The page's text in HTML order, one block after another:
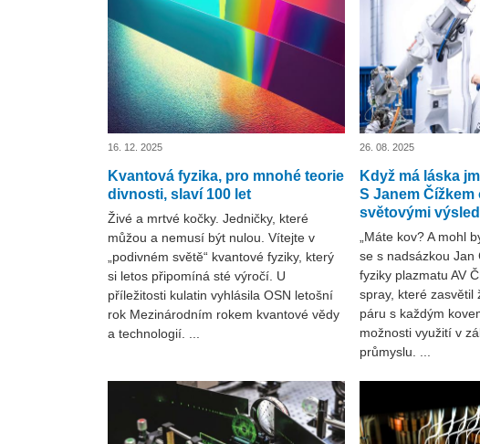
16. 12. 2025
Kvantová fyzika, pro mnohé teorie
divnosti, slaví 100 let
Živé a mrtvé kočky. Jedničky, které
můžou a nemusí být nulou. Vítejte v
„podivném světě“ kvantové fyziky, který
si letos připomíná sté výročí. U
příležitosti kulatin vyhlásila OSN letošní
rok Mezinárodním rokem kvantové vědy
a technologií. ...
26. 08. 2025
Když má láska
S Janem Čížkem
světovými
„Máte kov? A mohl
se s nadsázkou Jan
fyziky plazmatu AV
spray, které zasvětil
páru s každým
možnosti využití v
průmyslu. ...